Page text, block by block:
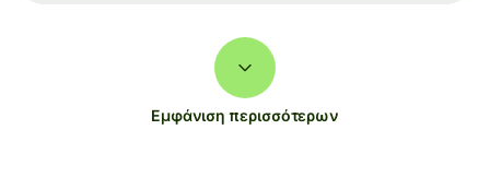
Εμφάνιση περισσότερων